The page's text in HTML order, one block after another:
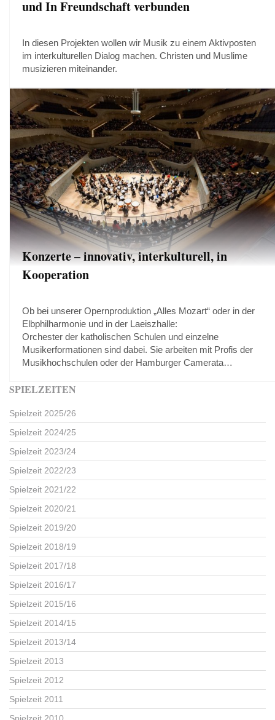
und In Freundschaft verbunden
In diesen Projekten wollen wir Musik zu einem Aktivposten
im interkulturellen Dialog machen. Christen und Muslime
musizieren miteinander.
Konzerte – innovativ, interkulturell, in
Kooperation
Ob bei unserer Opernproduktion „Alles Mozart“ oder in der
Elbphilharmonie und in der Laeiszhalle:
Orchester der katholischen Schulen und einzelne
Musikerformationen sind dabei. Sie arbeiten mit Profis der
Musikhochschulen oder der Hamburger Camerata…
SPIELZEITEN
Spielzeit 2025/26
Spielzeit 2024/25
Spielzeit 2023/24
Spielzeit 2022/23
Spielzeit 2021/22
Spielzeit 2020/21
Spielzeit 2019/20
Spielzeit 2018/19
Spielzeit 2017/18
Spielzeit 2016/17
Spielzeit 2015/16
Spielzeit 2014/15
Spielzeit 2013/14
Spielzeit 2013
Spielzeit 2012
Spielzeit 2011